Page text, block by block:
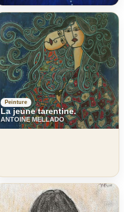
Peinture
La jeune tarentine.
ANTOINE MELLADO